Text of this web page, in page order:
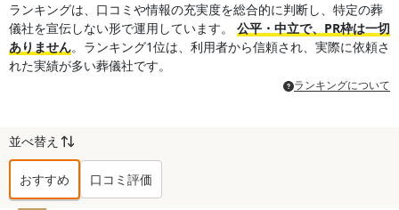
ランキングは、口コミや情報の充実度を総合的に判断し、特定の葬
儀社を宣伝しない形で運用しています。 公平・中立で、PR枠は一切
ありません。ランキング1位は、利用者から信頼され、実際に依頼さ
れた実績が多い葬儀社です。
ランキングについて
並べ替え
おすすめ 口コミ評価